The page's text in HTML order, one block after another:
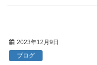
2023年12月9日
ブログ